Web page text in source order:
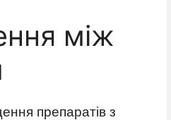
між
препаратів з